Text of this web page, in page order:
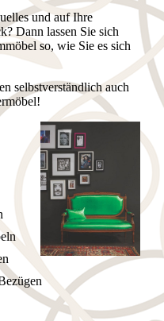
und auf Ihre
Dann lassen Sie sich
so, wie Sie es sich
selbstverständlich auch